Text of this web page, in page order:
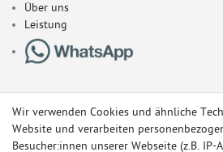
Über uns
Leistung
Wir verwenden Cookies und ähnliche
Website und verarbeiten
Besucher:innen unserer Webseite (z.B. IP-